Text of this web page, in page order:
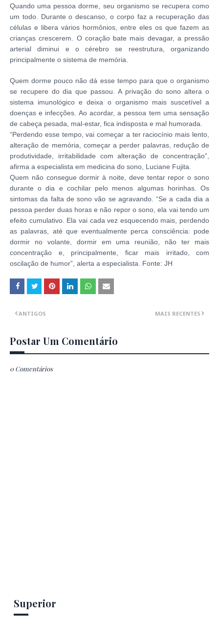
Quando uma pessoa dorme, seu organismo se recupera como
um todo. Durante o descanso, o corpo faz a recuperação das
células e libera vários hormônios, entre eles os que fazem as
crianças crescerem. O coração bate mais devagar, a pressão
arterial diminui e o cérebro se reestrutura, organizando
principalmente o sistema de memória.
Quem dorme pouco não dá esse tempo para que o organismo
se recupere do dia que passou. A privação do sono altera o
sistema imunológico e deixa o organismo mais suscetível a
doenças e infecções. Ao acordar, a pessoa tem uma sensação
de cabeça pesada, mal-estar, fica indisposta e mal humorada.
“Perdendo esse tempo, vai começar a ter raciocínio mais lento,
alteração de memória, começar a perder palavras, redução de
produtividade, irritabilidade com alteração de concentração”,
afirma a especialista em medicina do sono, Luciane Fujita.
Quem não consegue dormir à noite, deve tentar repor o sono
durante o dia e cochilar pelo menos algumas horinhas. Os
sintomas da falta de sono vão se agravando. “Se a cada dia a
pessoa perder duas horas e não repor o sono, ela vai tendo um
efeito cumulativo. Ela vai cada vez esquecendo mais, perdendo
as palavras, até que eventualmente perca consciência: pode
dormir no volante, dormir em uma reunião, não ter mais
concentração e, principalmente, ficar mais irritado, com
oscilação de humor”, alerta a especialista. Fonte: JH
MAIS RECENTES
ANTIGOS
Postar Um Comentário
0 Comentários
Superior